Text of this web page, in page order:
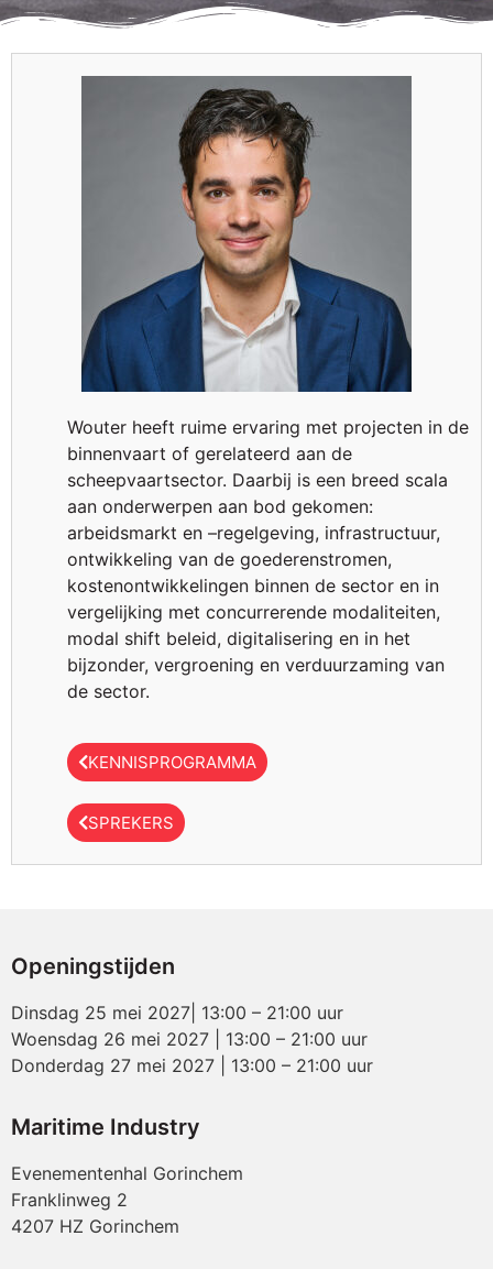
Wouter heeft ruime ervaring met projecten in de
binnenvaart of gerelateerd aan de
scheepvaartsector. Daarbij is een breed scala
aan onderwerpen aan bod gekomen:
arbeidsmarkt en –regelgeving, infrastructuur,
ontwikkeling van de goederenstromen,
kostenontwikkelingen binnen de sector en in
vergelijking met concurrerende modaliteiten,
modal shift beleid, digitalisering en in het
bijzonder, vergroening en verduurzaming van
de sector.
KENNISPROGRAMMA
SPREKERS
Openingstijden
Dinsdag 25 mei 2027| 13:00 – 21:00 uur
Woensdag 26 mei 2027 | 13:00 – 21:00 uur
Donderdag 27 mei 2027 | 13:00 – 21:00 uur
Maritime Industry
Evenementenhal Gorinchem
Franklinweg 2
4207 HZ Gorinchem